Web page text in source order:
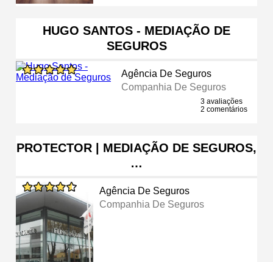
HUGO SANTOS - MEDIAÇÃO DE
SEGUROS
Agência De Seguros
Companhia De Seguros
3 avaliações
2 comentários
PROTECTOR | MEDIAÇÃO DE SEGUROS,
…
Agência De Seguros
Companhia De Seguros